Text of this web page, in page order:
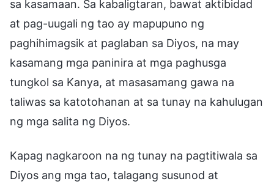
sa kasamaan. Sa kabaligtaran, bawat aktibidad
at pag-uugali ng tao ay mapupuno ng
paghihimagsik at paglaban sa Diyos, na may
kasamang mga paninira at mga paghusga
tungkol sa Kanya, at masasamang gawa na
taliwas sa katotohanan at sa tunay na kahulugan
ng mga salita ng Diyos.
Kapag nagkaroon na ng tunay na pagtitiwala sa
Diyos ang mga tao, talagang susunod at